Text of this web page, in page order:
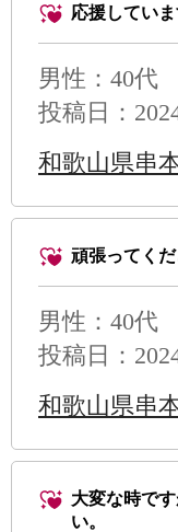
応援していま
男性 ：40代
投稿日：
和歌山県串
頑張ってく
男性 ：40代
投稿日：
和歌山県串
大変な時で
い。